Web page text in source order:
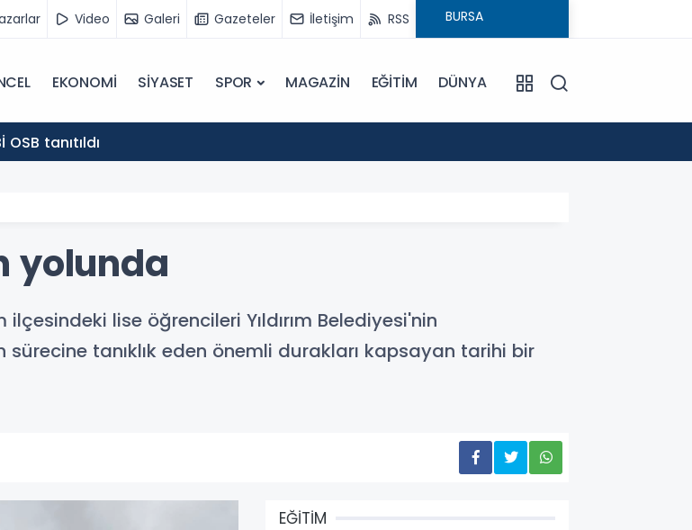
Video Galeri Gazeteler İletişim RSS
EKONOMİ SİYASET SPOR MAGAZİN EĞİTİM DÜNYA
OSB tanıtıldı
yolunda
ilçesindeki lise öğrencileri Yıldırım Belediyesi'nin
sürecine tanıklık eden önemli durakları kapsayan tarihi bir
EĞİTİM